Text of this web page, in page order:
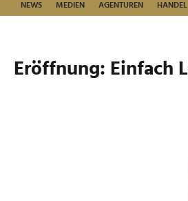
NEWS MEDIEN AGENTUREN HANDEL
Eröffnung: Einfach